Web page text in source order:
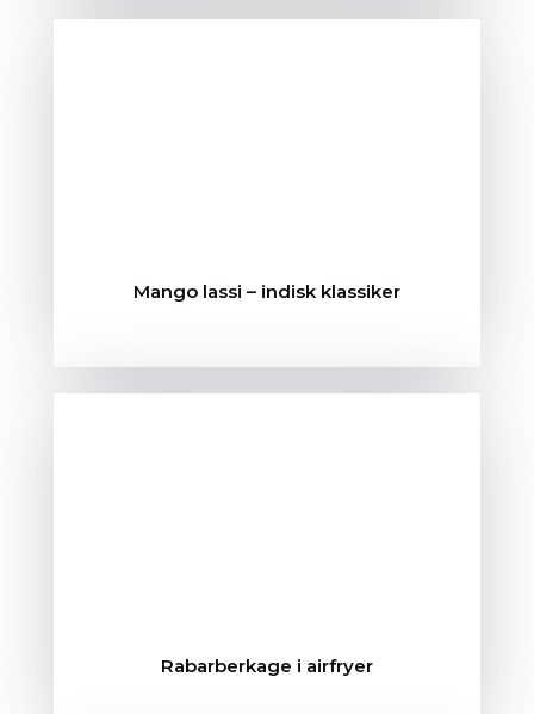
Mango lassi – indisk klassiker
Rabarberkage i airfryer